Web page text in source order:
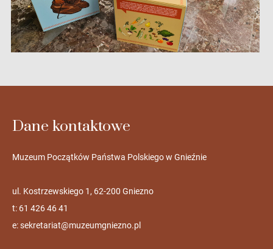
Dane kontaktowe
Muzeum Początków Państwa Polskiego w Gnieźnie
ul. Kostrzewskiego 1, 62-200 Gniezno
t: 61 426 46 41
e:sekretariat@muzeumgniezno.pl